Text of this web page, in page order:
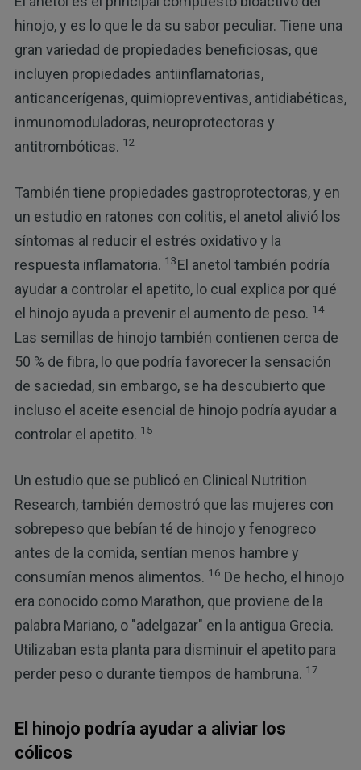
hinojo, y es lo que le da su sabor peculiar. Tiene una
gran variedad de propiedades beneficiosas, que
incluyen propiedades antiinflamatorias,
anticancerígenas, quimiopreventivas, antidiabéticas,
inmunomoduladoras, neuroprotectoras y
antitrombóticas. 12
También tiene propiedades gastroprotectoras, y en
un estudio en ratones con colitis, el anetol alivió los
síntomas al reducir el estrés oxidativo y la
respuesta inflamatoria. 13El anetol también podría
ayudar a controlar el apetito, lo cual explica por qué
el hinojo ayuda a prevenir el aumento de peso. 14
Las semillas de hinojo también contienen cerca de
50 % de fibra, lo que podría favorecer la sensación
de saciedad, sin embargo, se ha descubierto que
incluso el aceite esencial de hinojo podría ayudar a
controlar el apetito. 15
Un estudio que se publicó en Clinical Nutrition
Research, también demostró que las mujeres con
sobrepeso que bebían té de hinojo y fenogreco
antes de la comida, sentían menos hambre y
consumían menos alimentos. 16 De hecho, el hinojo
era conocido como Marathon, que proviene de la
palabra Mariano, o "adelgazar" en la antigua Grecia.
Utilizaban esta planta para disminuir el apetito para
perder peso o durante tiempos de hambruna. 17
El hinojo podría ayudar a aliviar los
cólicos